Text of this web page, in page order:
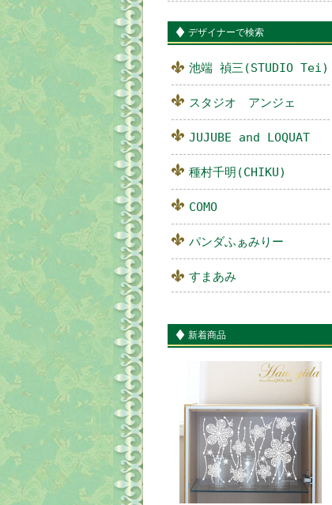
デザイナーで検索
池端 禎三(STUDIO Tei)
スタジオ アンジェ
JUJUBE and LOQUAT
種村千明(CHIKU)
COMO
パンダふぁみりー
すまあみ
新着商品